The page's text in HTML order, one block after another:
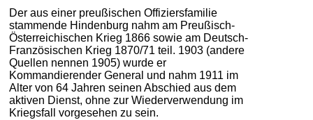
Der aus einer preußischen Offiziersfamilie
stammende Hindenburg nahm am Preußisch-
Österreichischen Krieg 1866 sowie am Deutsch-
Französischen Krieg 1870/71 teil. 1903 (andere
Quellen nennen 1905) wurde er
Kommandierender General und nahm 1911 im
Alter von 64 Jahren seinen Abschied aus dem
aktiven Dienst, ohne zur Wiederverwendung im
Kriegsfall vorgesehen zu sein.